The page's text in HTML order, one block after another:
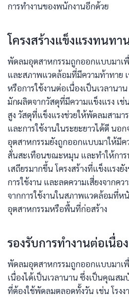
การทำงานของพนักงานอีกด้วย
โครงสร้างแข็งแรงทนทา
พัดลมอุตสาหกรรมถูกออกแบบมาเ
และสภาพแวดล้อมที่มีความท้าทาย
หรือการใช้งานต่อเนื่องเป็นเวลานา
มักผลิตจากวัสดุที่มีความแข็งแรง เ
สูง วัสดุที่แข็งแรงช่วยให้พัดลมสาม
และการใช้งานในระยะยาวได้ดี นอ
อุตสาหกรรมยังถูกออกแบบมาให้มีค
สั่นสะเทือนขณะหมุน และทำให้การ
เสถียรมากขึ้น โครงสร้างที่แข็งแรง
การใช้งาน และลดความเสี่ยงจากค
จากการใช้งานในสภาพแวดล้อมที่หนั
อุตสาหกรรมหรือพื้นที่ก่อสร้าง
รองรับการทำงานต่อเนื่อง
พัดลมอุตสาหกรรมถูกออกแบบมาเ
เนื่องได้เป็นเวลานาน ซึ่งเป็นคุณส
ที่ต้องใช้พัดลมตลอดทั้งวัน เช่น โรงง